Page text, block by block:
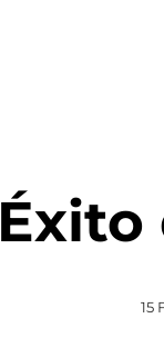
Éxito
15